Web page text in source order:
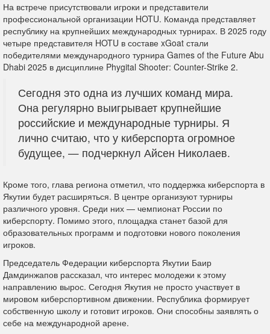
На встрече присутствовали игроки и представители
профессиональной организации HOTU. Команда представляет
республику на крупнейших международных турнирах. В 2025 году
четыре представителя HOTU в составе xGoat стали
победителями международного турнира Games of the Future Abu
Dhabi 2025 в дисциплине Phygital Shooter: Counter-Strike 2.
Сегодня это одна из лучших команд мира.
Она регулярно выигрывает крупнейшие
российские и международные турниры. Я
лично считаю, что у киберспорта огромное
будущее, — подчеркнул Айсен Николаев.
Кроме того, глава региона отметил, что поддержка киберспорта в
Якутии будет расширяться. В центре организуют турниры
различного уровня. Среди них — чемпионат России по
киберспорту. Помимо этого, площадка станет базой для
образовательных программ и подготовки нового поколения
игроков.
Председатель Федерации киберспорта Якутии Баир
Дамдинжапов рассказал, что интерес молодежи к этому
направлению вырос. Сегодня Якутия не просто участвует в
мировом киберспортивном движении. Республика формирует
собственную школу и готовит игроков. Они способны заявлять о
себе на международной арене.